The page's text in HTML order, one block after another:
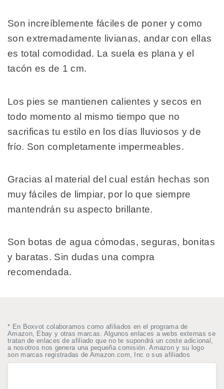
Son increíblemente fáciles de poner y como
son extremadamente livianas, andar con ellas
es total comodidad. La suela es plana y el
tacón es de 1 cm.
Los pies se mantienen calientes y secos en
todo momento al mismo tiempo que no
sacrificas tu estilo en los días lluviosos y de
frío. Son completamente impermeables.
Gracias al material del cual están hechas son
muy fáciles de limpiar, por lo que siempre
mantendrán su aspecto brillante.
Son botas de agua cómodas, seguras, bonitas
y baratas. Sin dudas una compra
recomendada.
* En Boxvot colaboramos como afiliados en el programa de
Amazon, Ebay y otras marcas. Algunos enlaces a webs externas se
tratan de enlaces de afiliado que no te supondrá un coste adicional,
a nosotros nos genera una pequeña comisión. Amazon y su logo
son marcas registradas de Amazon.com, Inc o sus afiliados